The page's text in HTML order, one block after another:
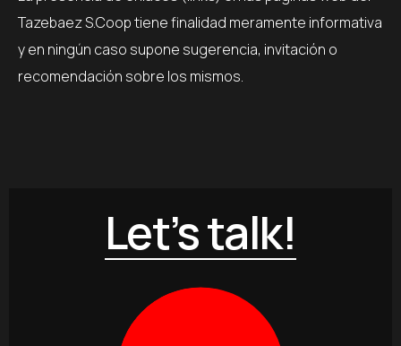
Tazebaez S.Coop tiene finalidad meramente informativa
y en ningún caso supone sugerencia, invitación o
recomendación sobre los mismos.
Let’s talk!